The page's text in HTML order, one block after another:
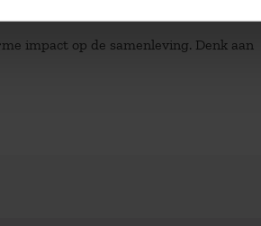
impact op de samenleving. Denk aan